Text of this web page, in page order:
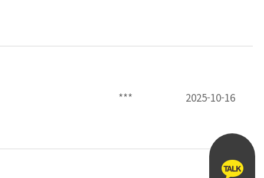
*** 2025-10-16